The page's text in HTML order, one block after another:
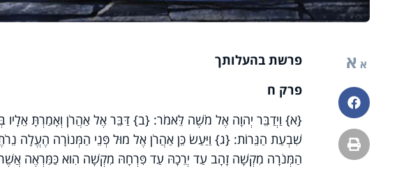
א א
פייסבוק
הדפסה
פרשת בהעלותך
פרק ח
{א} וַיְדַבֵּר יְהוָה אֶל מֹשֶׁה לֵּאמֹר: {ב} דַּבֵּר אֶל אַהֲרֹן וְאָמַרְתָּ אֵלָיו
שִׁבְעַת הַנֵּרוֹת: {ג} וַיַּעַשׂ כֵּן אַהֲרֹן אֶל מוּל פְּנֵי הַמְּנוֹרָה הֶעֱלָה
הַמְּנֹרָה מִקְשָׁה זָהָב עַד יְרֵכָהּ עַד פִּרְחָהּ מִקְשָׁה הִוא כַּמַּרְאֶה